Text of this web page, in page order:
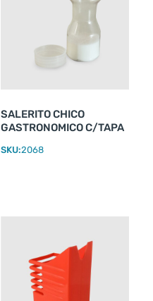
SALERITO CHICO
GASTRONOMICO C/TAPA
SKU:2068